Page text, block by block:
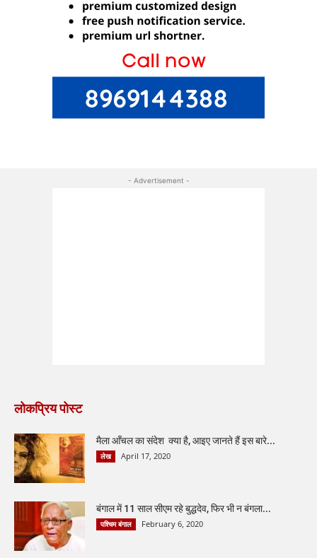
- Advertisement -
लोकप्रिय पोस्ट
मैला आँचल का संदेश क्या है, आइए जानते हैं इस बारे...
लेख April 17, 2020
बंगाल में 11 साल सीएम रहे बुद्धदेव, फिर भी न बंगला...
पश्चिम बंगाल February 6, 2020